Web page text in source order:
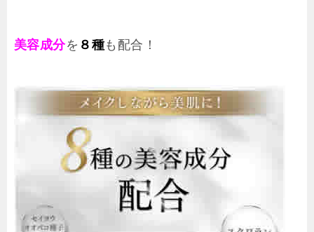
美容成分を ８種も配合！